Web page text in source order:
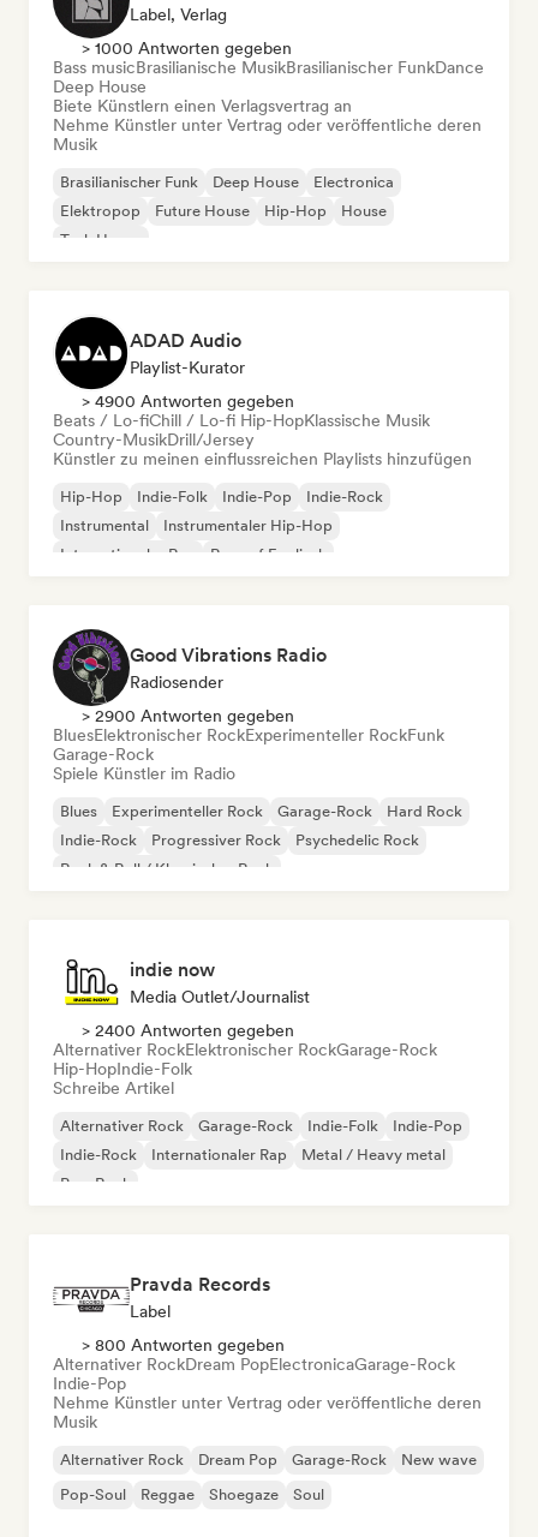
Label, Verlag
> 1000 Antworten gegeben
Bass musicBrasilianische MusikBrasilianischer FunkDance
Deep House
Biete Künstlern einen Verlagsvertrag an
Nehme Künstler unter Vertrag oder veröffentliche deren
Musik
Brasilianischer Funk Deep House
Electronica
Elektropop
Future House Hip-Hop
House
Tech House
ADAD Audio
Playlist-Kurator
> 4900 Antworten gegeben
Beats / Lo-fiChill / Lo-fi Hip-HopKlassische Musik
Country-MusikDrill/Jersey
Künstler zu meinen einflussreichen Playlists hinzufügen
Hip-Hop Indie-Folk Indie-Pop
Indie-Rock
Instrumental
Instrumentaler Hip-Hop
Internationaler Rap
Rap auf Englisch
Good Vibrations Radio
Radiosender
> 2900 Antworten gegeben
BluesElektronischer RockExperimenteller RockFunk
Garage-Rock
Spiele Künstler im Radio
Blues Experimenteller Rock Garage-Rock
Hard Rock
Indie-Rock
Progressiver Rock
Psychedelic Rock
Rock & Roll / Klassischer Rock
indie now
Media Outlet/Journalist
> 2400 Antworten gegeben
Alternativer RockElektronischer RockGarage-Rock
Hip-HopIndie-Folk
Schreibe Artikel
Alternativer Rock Garage-Rock Indie-Folk
Indie-Pop
Indie-Rock
Internationaler Rap
Metal / Heavy metal
Pop-Rock
Pravda Records
Label
> 800 Antworten gegeben
Alternativer RockDream PopElectronicaGarage-Rock
Indie-Pop
Nehme Künstler unter Vertrag oder veröffentliche deren
Musik
Alternativer Rock Dream Pop Garage-Rock
New wave
Pop-Soul
Reggae Shoegaze Soul